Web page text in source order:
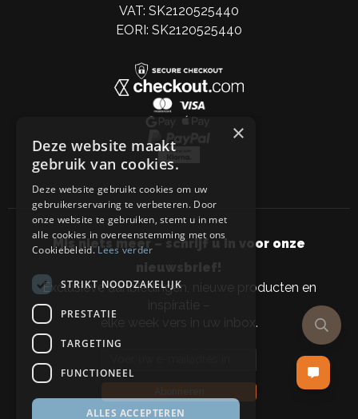
VAT: SK2120525440
EORI: SK2120525440
Mis niets meer – schrijf u in voor onze
nieuwsbrief!
Exclusieve aanbiedingen, nieuwe producten en
inspiratie –
elke week vers in uw inbox.
×
Deze website maakt
gebruik van cookies.
Deze website gebruikt cookies om uw
gebruikerservaring te verbeteren. Door
onze website te gebruiken, stemt u in met
alle cookies in overeenstemming met ons
Cookiebeleid.Lees verder
STRIKT NOODZAKELIJK
PRESTATIE
TARGETING
FUNCTIONEEL
ALLES ACCEPTEREN